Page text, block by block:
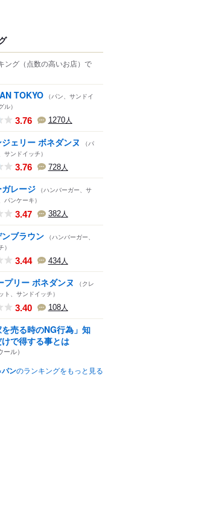
ング （点数の高いお店） で
TOKYO
（パン、サンドイ
ル）
3.76 1270人
ェリー ボネダンヌ
（パ
サンドイッチ）
3.76 728人
レージ （ハンバーガー、サ
パンケーキ）
3.47 382人
ブラウン （ハンバーガー、
3.44 434人
プリー ボネダンヌ
（クレ
ト、サンドイッチ）
3.40 108人
を売る時のNG行為」知
で得する事とは
ル）
ンのランキングをもっと見る